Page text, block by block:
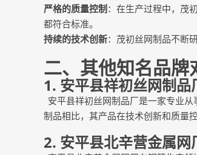
严格的质量控制 ：在生产过程中，茂
都符合标准。
持续的技术创新：茂初丝网制品不断
二、其他知名品牌
1. 安平县祥初丝网制品
安平县祥初丝网制品厂是一家专业
制品相比，其产品在技术创新和质量
2. 安平县北辛营金属网